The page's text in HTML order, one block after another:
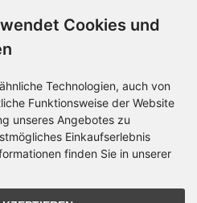
Cookies und
Technologien, auch von
Funktionsweise der Website
unseres Angebotes zu
Einkaufserlebnis
finden Sie in unserer